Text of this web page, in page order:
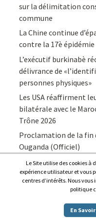
sur la délimitation
commune
La Chine continue
contre la 17è épidémie
L’exécutif burkinabè
délivrance de
personnes physiques»
Les USA réaffirment
bilatérale avec le
Trône 2026
Proclamation de la fin
Ouganda (Officiel)
Afrique7,
Proudly powered by
Le Site utilise des cookies à
expérience utilisateur et vous
centres d’intérêts. Nous
politique
En